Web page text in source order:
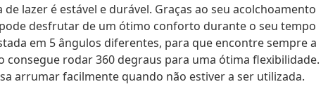
lazer é estável e durável. Graças ao seu acolchoamento
desfrutar de um ótimo conforto durante o seu tempo
em 5 ângulos diferentes, para que encontre sempre a
consegue rodar 360 degraus para uma ótima flexibilidade.
arrumar facilmente quando não estiver a ser utilizada.